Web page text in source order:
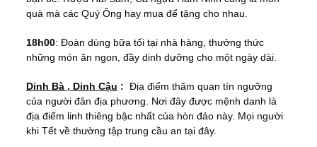
quà mà các Quý Ông hay mua để tặng cho nhau.
18h00: Đoàn dùng bữa tối tại nhà hàng, thưởng thức
những món ăn ngon, đầy dinh dưỡng cho một ngày dài.
Dinh Bà , Dinh Cậu : Địa điểm thăm quan tín ngưỡng
của người đân địa phương. Nơi đây được mệnh danh là
địa điểm linh thiêng bậc nhất của hòn đảo này. Mọi người
khi Tết về thường tập trung cầu an tại đây.